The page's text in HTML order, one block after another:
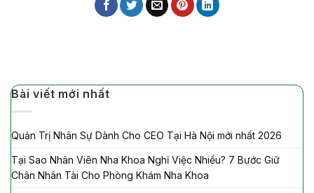
Bài viết mới nhất
Quản Trị Nhân Sự Dành Cho CEO Tại Hà Nội mới nhất 2026
Tại Sao Nhân Viên Nha Khoa Nghỉ Việc Nhiều? 7 Bước Giữ
Chân Nhân Tài Cho Phòng Khám Nha Khoa